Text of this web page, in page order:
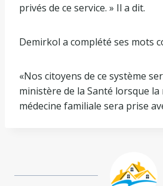
privés de ce service. » Il a dit.
Demirkol a complété ses mots
«Nos citoyens de ce système
ministère de la Santé lorsque la
médecine familiale sera prise